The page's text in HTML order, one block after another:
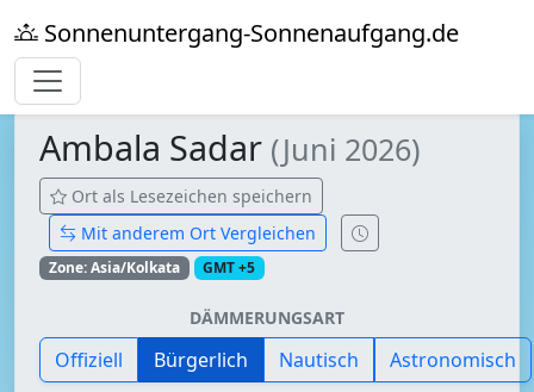
Sonnenuntergang-Sonnenaufgang.de
Ambala Sadar (Juni 2026)
Ort als Lesezeichen speichern
Mit anderem Ort Vergleichen
Zone: Asia/Kolkata GMT +5
DÄMMERUNGSART
Offiziell Bürgerlich Nautisch Astronomisch